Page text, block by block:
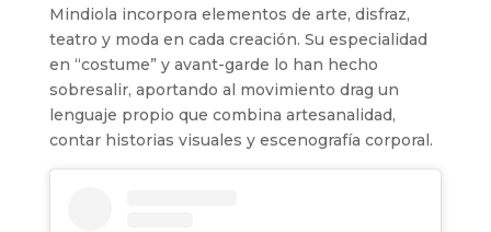
Mindiola incorpora elementos de arte, disfraz,
teatro y moda en cada creación. Su especialidad
en “costume” y avant-garde lo han hecho
sobresalir, aportando al movimiento drag un
lenguaje propio que combina artesanalidad,
contar historias visuales y escenografía corporal.